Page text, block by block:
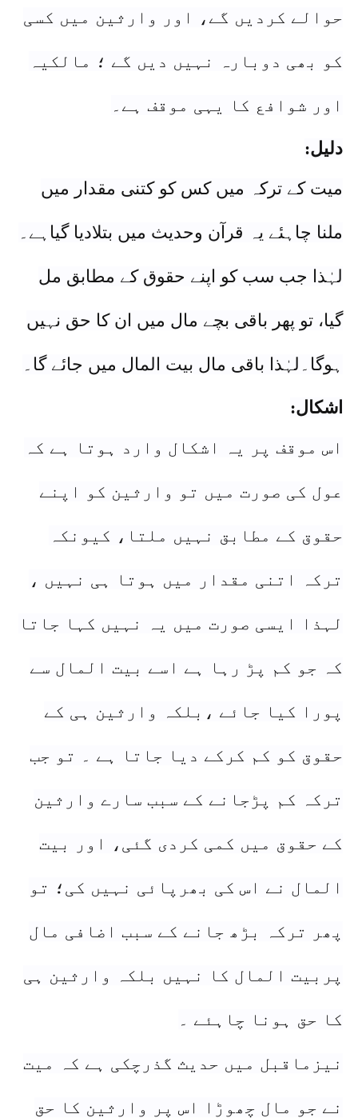
حوالے کردیں گے، اور وارثین میں کسی
کو بھی دوبارہ نہیں دیں گے ؛ مالکیہ
اور شوافع کا یہی موقف ہے۔
دلیل:
میت کے ترکہ میں کس کو کتنی مقدار میں
ملنا چاہئے یہ قرآن وحدیث میں بتلادیا گیاہے۔
لہٰذا جب سب کو اپنے حقوق کے مطابق مل
گیا، تو پھر باقی بچے مال میں ان کا حق نہیں
ہوگا۔لہٰذا باقی مال بیت المال میں جائے گا۔
اشکال:
اس موقف پر یہ اشکال وارد ہوتا ہے کہ
عول کی صورت میں تو وارثین کو اپنے
حقوق کے مطابق نہیں ملتا، کیونکہ
ترکہ اتنی مقدار میں ہوتا ہی نہیں ،
لہذا ایسی صورت میں یہ نہیں کہا جاتا
کہ جو کم پڑ رہا ہے اسے بیت المال سے
پورا کیا جائے ،بلکہ وارثین ہی کے
حقوق کو کم کرکے دیا جاتا ہے ۔ تو جب
ترکہ کم پڑجانے کے سبب سارے وارثین
کے حقوق میں کمی کردی گئی، اور بیت
المال نے اس کی بھرپائی نہیں کی؛ تو
پھر ترکہ بڑھ جانے کے سبب اضافی مال
پربیت المال کا نہیں بلکہ وارثین ہی
کا حق ہونا چاہئے ۔
نیزماقبل میں حدیث گذرچکی ہے کہ میت
نے جو مال چھوڑا اس پر وارثین کا حق